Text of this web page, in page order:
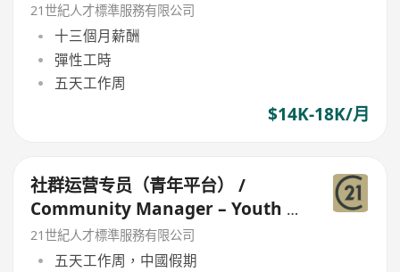
21世紀人才標準服務有限公司
十三個月薪酬
彈性工時
五天工作周
$14K-18K/月
社群运营专员（青年平台） /
Community Manager – Youth &
Events
21世紀人才標準服務有限公司
五天工作周，中國假期